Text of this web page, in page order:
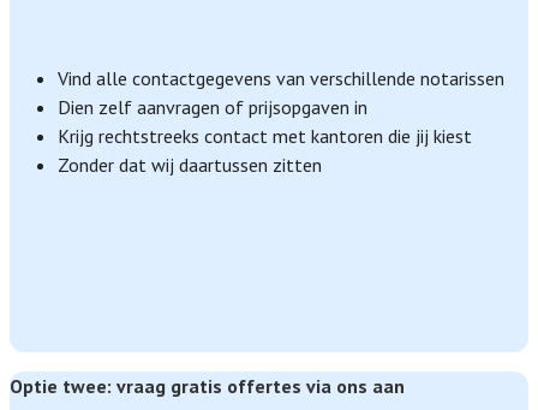
Vind alle contactgegevens van verschillende notarissen
Dien zelf aanvragen of prijsopgaven in
Krijg rechtstreeks contact met kantoren die jij kiest
Zonder dat wij daartussen zitten
Optie twee: vraag gratis offertes via ons aan